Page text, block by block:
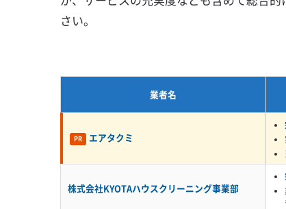
に繁殖してしまう危険もあります。
がし取るような、徹底した分解洗浄が欠か
監修 宇賀神
堺市北区でよく見るこの
冬はカチカチなのに、
す。だから「急にカビ臭
します。同じ堺市内でも
さい。
業者名
PR エアタクミ
株式会社KYOTAハウスクリーニング事業部